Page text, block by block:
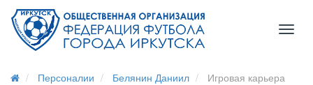
Персоналии Белянин Даниил Игровая карьера